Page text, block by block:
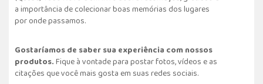
a importância de colecionar boas memórias dos lugares
por onde passamos.
Gostaríamos de saber sua experiência com nossos
produtos.Fique à vontade para postar fotos, vídeos e as
citações que você mais gosta em suas redes sociais.